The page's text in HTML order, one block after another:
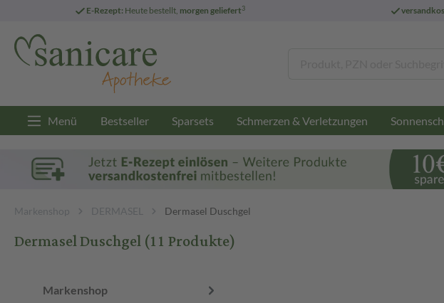
E-Rezept: Heute bestellt, morgen geliefert3
Menü Bestseller Sparsets Schmerzen & Verletzungen
Markenshop DERMASEL Dermasel Duschgel
Dermasel Duschgel(11 Produkte)
Markenshop